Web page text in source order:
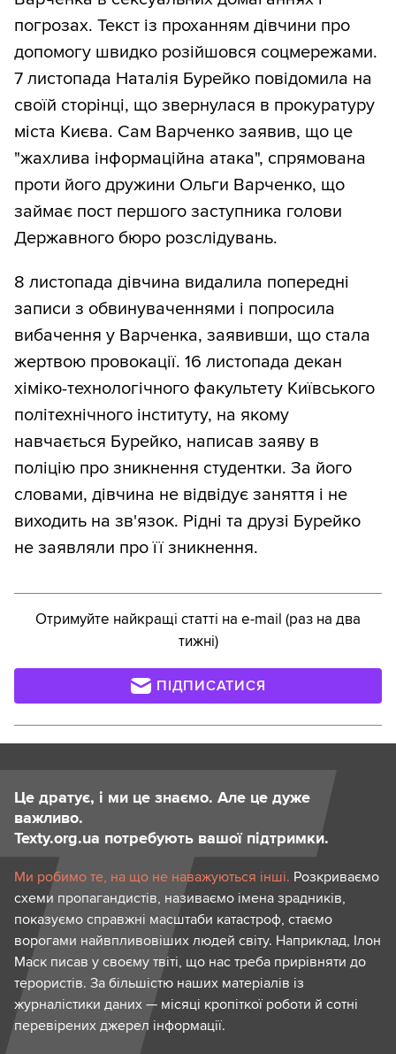
погрозах. Текст із проханням дівчини про
допомогу швидко розійшовся соцмережами.
7 листопада Наталія Бурейко повідомила на
своїй сторінці, що звернулася в прокуратуру
міста Києва. Сам Варченко заявив, що це
"жахлива інформаційна атака", спрямована
проти його дружини Ольги Варченко, що
займає пост першого заступника голови
Державного бюро розслідувань.
8 листопада дівчина видалила попередні
записи з обвинуваченнями і попросила
вибачення у Варченка, заявивши, що стала
жертвою провокації. 16 листопада декан
хіміко-технологічного факультету Київського
політехнічного інституту, на якому
навчається Бурейко, написав заяву в
поліцію про зникнення студентки. За його
словами, дівчина не відвідує заняття і не
виходить на зв'язок. Рідні та друзі Бурейко
не заявляли про її зникнення.
Отримуйте найкращі статті на e-mail (раз на два
тижні)
ПІДПИСАТИСЯ
Це дратує, і ми це знаємо. Але це дуже
важливо.
Texty.org.ua потребують вашої підтримки.
Ми робимо те, на що не наважуються інші. Розкриваємо
схеми пропагандистів, називаємо імена зрадників,
показуємо справжні масштаби катастроф, стаємо
ворогами найвпливовіших людей світу. Наприклад, Ілон
Маск писав у своєму твіті, що нас треба прирівняти до
терористів. За більшістю наших матеріалів із
журналістики даних — місяці кропіткої роботи й сотні
перевірених джерел інформації.